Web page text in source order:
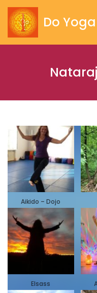
Zum
Inhalt
Do Yoga
Aikido – Dojo
Elsass